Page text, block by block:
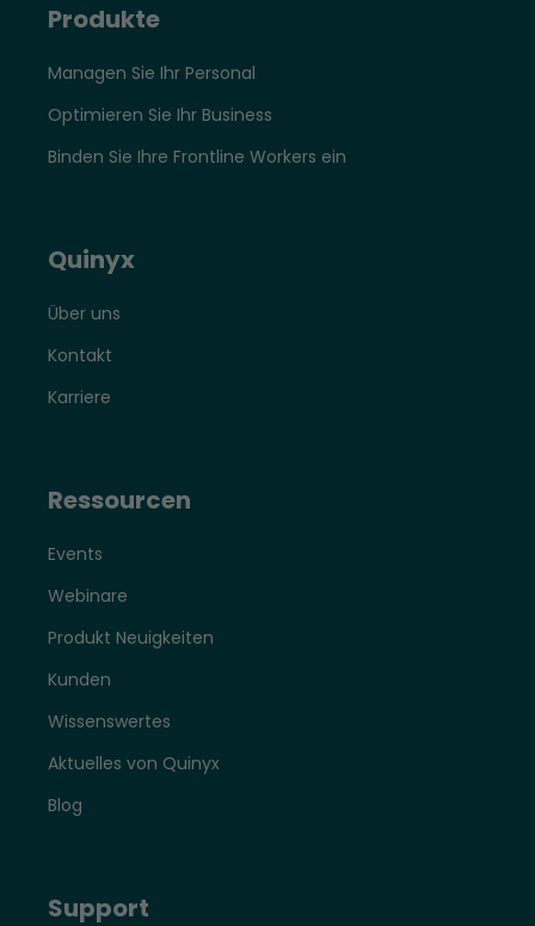
Produkte
Managen Sie Ihr Personal
Optimieren Sie Ihr Business
Binden Sie Ihre Frontline Workers ein
Quinyx
Über uns
Kontakt
Karriere
Ressourcen
Events
Webinare
Produkt Neuigkeiten
Kunden
Wissenswertes
Aktuelles von Quinyx
Blog
Support